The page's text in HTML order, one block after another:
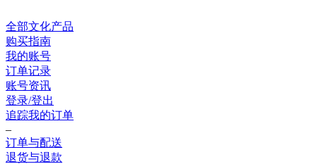
全部文化产品
购买指南
我的账号
订单记录
账号资讯
登录/登出
追踪我的订单
–
订单与配送
退货与退款